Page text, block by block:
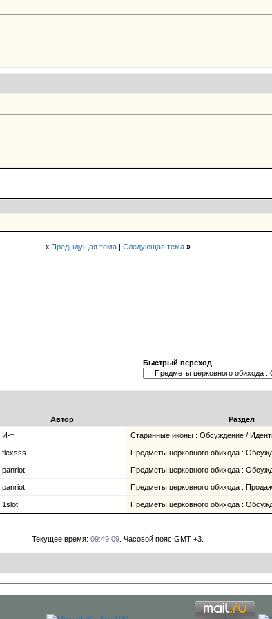
« Предыдущая тема| Следующая тема »
Быстрый переход
Автор
Раздел
И-т Старинные иконы : Обсуждение /
flexsss Предметы церковного обихода :
panriot Предметы церковного обихода :
panriot Предметы церковного обихода :
1slot Предметы церковного обихода :
Текущее время: 09:49:09. Часовой пояс GMT +3.